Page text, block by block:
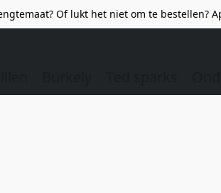
Of lukt het niet om te bestellen?